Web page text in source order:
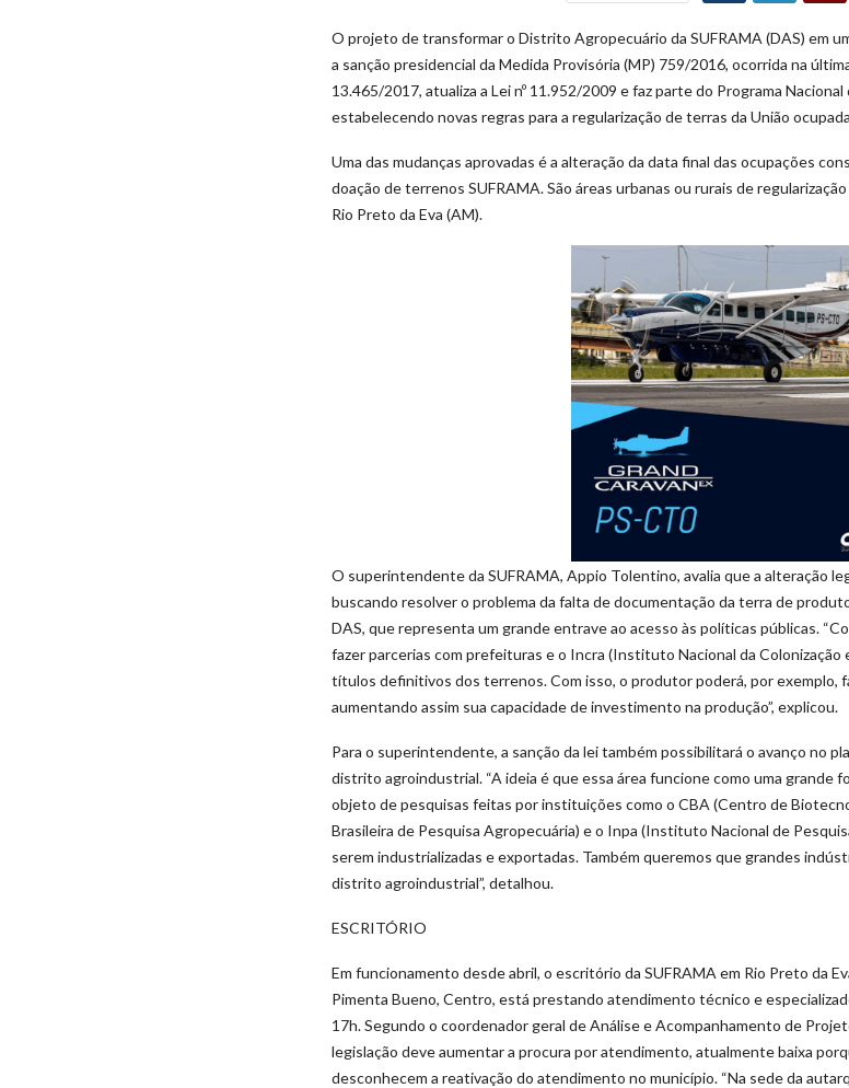
O projeto de transformar o Distrito Agropecuário da SUFRAMA (DAS) em
a sanção presidencial da Medida Provisória (MP) 759/2016, ocorrida na
13.465/2017, atualiza a Lei nº 11.952/2009 e faz parte do Programa Nacional
estabelecendo novas regras para a regularização de terras da União
Uma das mudanças aprovadas é a alteração da data final das ocupações
doação de terrenos SUFRAMA. São áreas urbanas ou rurais de
Rio Preto da Eva (AM).
O superintendente da SUFRAMA, Appio Tolentino, avalia que a alteração
buscando resolver o problema da falta de documentação da terra de
DAS, que representa um grande entrave ao acesso às políticas públicas.
fazer parcerias com prefeituras e o Incra (Instituto Nacional da Colonização
títulos definitivos dos terrenos. Com isso, o produtor poderá, por exemplo,
aumentando assim sua capacidade de investimento na produção”, explicou.
Para o superintendente, a sanção da lei também possibilitará o avanço no
distrito agroindustrial. “A ideia é que essa área funcione como uma grande
objeto de pesquisas feitas por instituições como o CBA (Centro de
Brasileira de Pesquisa Agropecuária) e o Inpa (Instituto Nacional de
serem industrializadas e exportadas. Também queremos que grandes
distrito agroindustrial”, detalhou.
ESCRITÓRIO
Em funcionamento desde abril, o escritório da SUFRAMA em Rio Preto da
Pimenta Bueno, Centro, está prestando atendimento técnico e
17h.Segundo o coordenador geral de Análise e Acompanhamento de
legislação deve aumentar a procura por atendimento, atualmente baixa
desconhecem a reativação do atendimento no município. “Na sede da